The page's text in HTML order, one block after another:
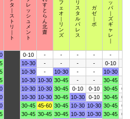
タ
ス
ト
リ
ト
レ
ッ
シ
ュ
メ
ン
ト
す
と
ら
ん
北
齋
フ
ェ
オ
リ
ン
ズ
リ
ス
タ
ル
パ
レ
ス
ガ
ゼ
ボ
ッ
パ
ズ
ギ
ャ
レ
0-10 - - - - -
10-30 - - - - 0-10
10-30 - 10-30 - - 10-30
10-30 10-30 30-45 - - 30-45
10-30 10-30 30-45 0-10 0-10 30-45
0-
10-30 10-30 30-45 10-30 0-10 30-45
0-
30-45 45-60 30-45 10-30 10-30 30-45
0-
30-45 30-45 30-45 10-30 10-30 30-45
0-